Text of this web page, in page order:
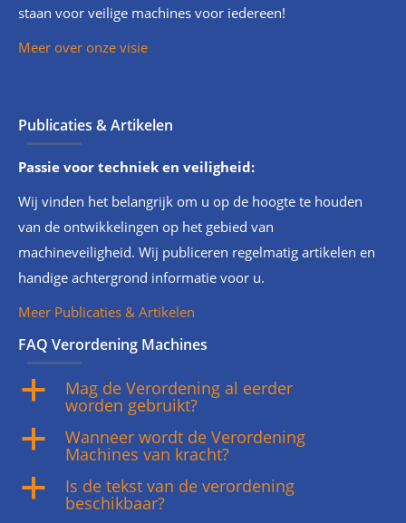
staan voor veilige machines voor iedereen!
Meer over onze visie
Publicaties & Artikelen
Passie voor techniek en veiligheid:
Wij vinden het belangrijk om u op de hoogte te houden
van de ontwikkelingen op het gebied van
machineveiligheid. Wij publiceren regelmatig artikelen en
handige achtergrond informatie voor u.
Meer Publicaties & Artikelen
FAQ Verordening Machines
a Mag de Verordening al eerder
worden gebruikt?
a Wanneer wordt de Verordening
Machines van kracht?
a Is de tekst van de verordening
beschikbaar?